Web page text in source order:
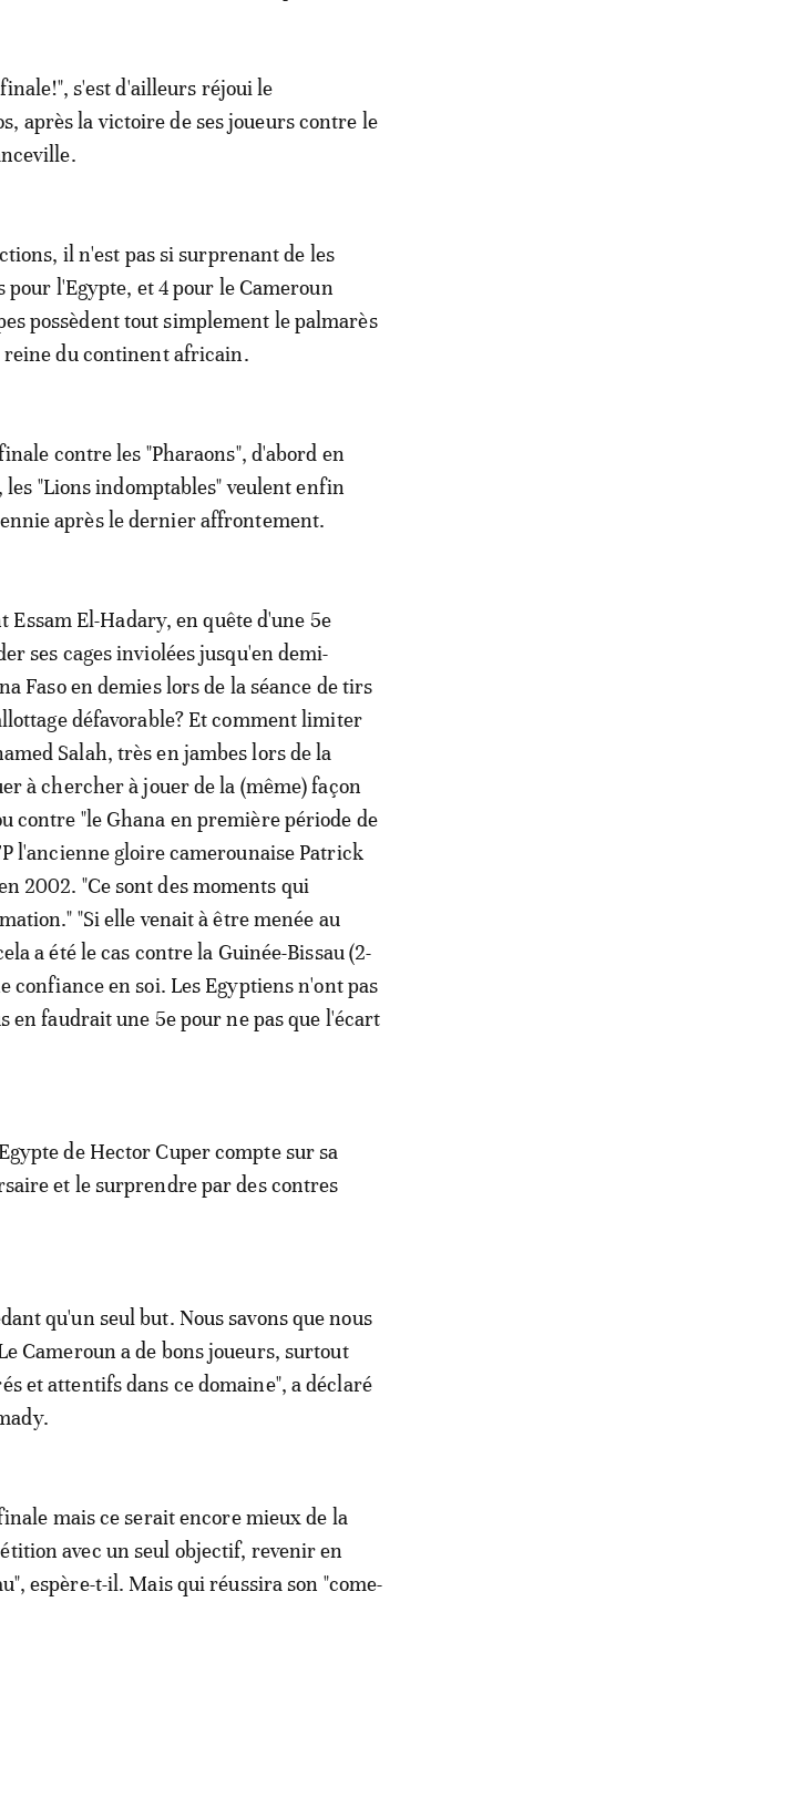
s'est d'ailleurs réjoui le
après la victoire de ses joueurs contre le
il n'est pas si surprenant de les
l'Egypte, et 4 pour le Cameroun
possèdent tout simplement le palmarès
du continent africain.
contre les "Pharaons", d'abord en
les "Lions indomptables" veulent enfin
après le dernier affrontement.
El-Hadary, en quête d'une 5e
ses cages inviolées jusqu'en demi-
Faso en demies lors de la séance de tirs
défavorable? Et comment limiter
Salah, très en jambes lors de la
à chercher à jouer de la (même) façon
contre "le Ghana en première période de
l'ancienne gloire camerounaise Patrick
2002. "Ce sont des moments qui
"Si elle venait à être menée au
a été le cas contre la Guinée-Bissau (2-
confiance en soi. Les Egyptiens n'ont pas
en faudrait une 5e pour ne pas que l'écart
de Hector Cuper compte sur sa
et le surprendre par des contres
qu'un seul but. Nous savons que nous
Cameroun a de bons joueurs, surtout
et attentifs dans ce domaine", a déclaré
mais ce serait encore mieux de la
avec un seul objectif, revenir en
espère-t-il. Mais qui réussira son "come-